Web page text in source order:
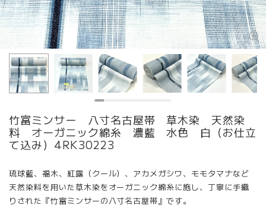
竹富ミンサー 八寸名古屋帯 草木染 天然染
料 オーガニック綿糸 濃藍 水色 白（お仕立
て込み）4RK30223
琉球藍、福木、紅露（クール）、アカメガシワ、モモタマナなど
天然染料を用いた草木染をオーガニック綿糸に施し、丁寧に手織
りされた『竹富ミンサーの八寸名古屋帯』です。